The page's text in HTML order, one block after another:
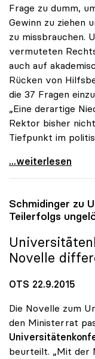
Frage zu dumm,
Gewinn zu ziehen
zu missbrauchen.
vermuteten
auch auf
Rücken von
die 37 Fragen
„Eine derartige
Rektor bisher
Tiefpunkt im
uniko zur FPÖ-
...weiterlesen
Schmidinger zu
Teilerfolgs
Novelle
OTS 22.9.2015
Die Novelle zum
den Ministerrat
beurteilt. „Mit der